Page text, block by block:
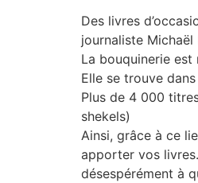
Des livres
journaliste
La bouquinerie
Elle se trouve
Plus de 4 000
shekels)
Ainsi, grâce à ce
apporter vos
désespérément à